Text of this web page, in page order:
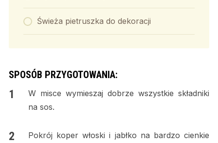
Świeża pietruszka do dekoracji
SPOSÓB PRZYGOTOWANIA:
W misce wymieszaj dobrze wszystkie składniki
na sos.
Pokrój koper włoski i jabłko na bardzo cienkie